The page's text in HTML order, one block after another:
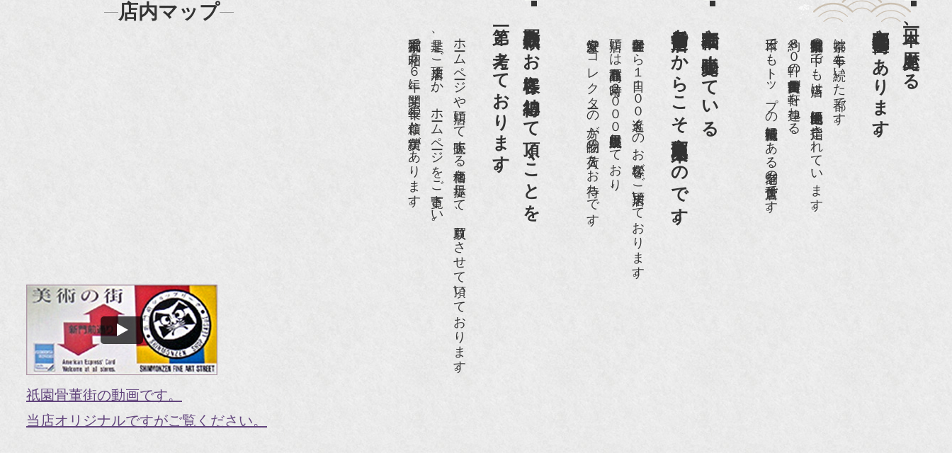
『FIGARO japon』12月号
『mr partner』2011年2月号
2009年11月 『週刊現代』2009年11月28日号
『Hanako WEST』4月号
『骨董古美術の愉しみ方』（4月16日発行）
『ORANGE travel』2006年 SUMMER
国際交流サービス協会に2017年6月７日紹介頂きました。
店内マップ
祇園骨董街の動画です。
当店オリジナルですがご覧ください。
日本一、歴史ある
京都祇園骨董街にあります。
京都は千年も続いた都です。
京都祇園骨董街の中でも当店は、歴史的保全地区に指定されています。
約８０軒の古美術骨董商が軒を連ねる、
日本でもトップの祇園骨董街にある老舗の骨董店です。
京都祇園で小売販売している
老舗骨董店だからこそ高価買取出来るのです。
世界各国から１日１００名近くのお客様がご来店頂いております。
店頭には買取商品を常時２０００点以上展示販売しており、
愛好家やコレクターの方が品物の入荷をお待ちです。
買取依頼のお客様に納得して頂くことを
第一と考えております。
ホームページや店頭にて販売する価格を提示して、買取りさせて頂いております。
是非、ご来店頂くか、ホームページをご覧下さい。
京都祇園で昭和５６年に開業、長年の信頼と実績があります。